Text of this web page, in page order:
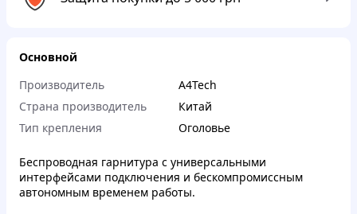
Основной
Производитель
A4Tech
Страна производитель
Китай
Тип крепления
Оголовье
Беспроводная гарнитура с универсальными
интерфейсами подключения и бескомпромиссным
автономным временем работы.